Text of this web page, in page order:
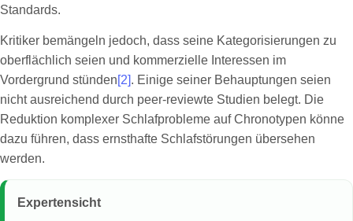
Standards.
Kritiker bemängeln jedoch, dass seine Kategorisierungen zu
oberflächlich seien und kommerzielle Interessen im
Vordergrund stünden[2]. Einige seiner Behauptungen seien
nicht ausreichend durch peer-reviewte Studien belegt. Die
Reduktion komplexer Schlafprobleme auf Chronotypen könne
dazu führen, dass ernsthafte Schlafstörungen übersehen
werden.
Expertensicht